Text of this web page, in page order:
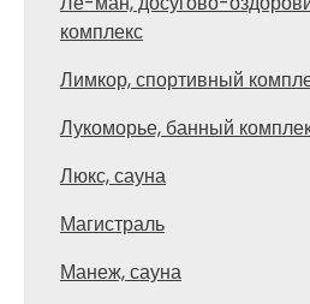
комплекс
Лимкор, спортивный
Лукоморье, банный
Люкс, сауна
Магистраль
Манеж, сауна